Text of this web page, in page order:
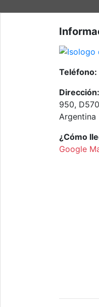
Teléfono:
Dirección:
950,
Argentina
¿Cómo
Google